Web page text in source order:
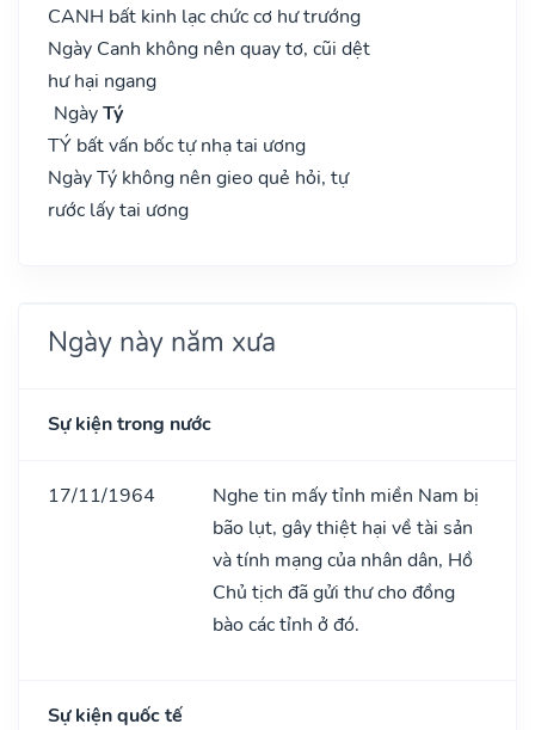
CANH bất kinh lạc chức cơ hư trướng
Ngày Canh không nên quay tơ, cũi dệt
hư hại ngang
NgàyTý
TÝ bất vấn bốc tự nhạ tai ương
Ngày Tý không nên gieo quẻ hỏi, tự
rước lấy tai ương
Ngày này năm xưa
Sự kiện trong nước
17/11/1964
Nghe tin mấy tỉnh miền Nam bị
bão lụt, gây thiệt hại về tài sản
và tính mạng của nhân dân, Hồ
Chủ tịch đã gửi thư cho đồng
bào các tỉnh ở đó.
Sự kiện quốc tế